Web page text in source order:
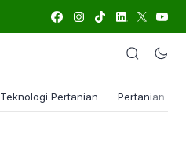
Teknologi Pertanian Pertanian